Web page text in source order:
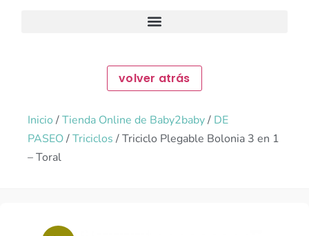
Inicio /Tienda Online de Baby2baby/ DE
PASEO/Triciclos / Triciclo Plegable Bolonia 3 en 1
– Toral